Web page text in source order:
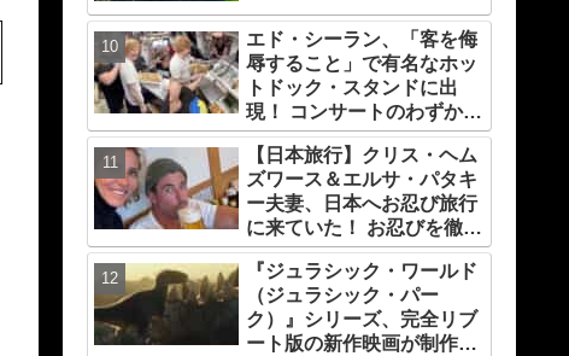
ォーズ』の一員になれたこ
とによろこび爆発
エド・シーラン、「客を侮
辱すること」で有名なホッ
トドック・スタンドに出
現！ コンサートのわずか数
時間前なのに・・カウンタ
ーからホットドックを提
供、ファンは大興奮［写真
あり］
【日本旅行】クリス・ヘム
ズワース＆エルサ・パタキ
ー夫妻、日本へお忍び旅行
に来ていた！ お忍びを徹底
する理由については「（家
族の）写真を撮られるとキ
レそうになる」からという
過去の発言も
『ジュラシック・ワールド
（ジュラシック・パー
ク）』シリーズ、完全リブ
ート版の新作映画が制作